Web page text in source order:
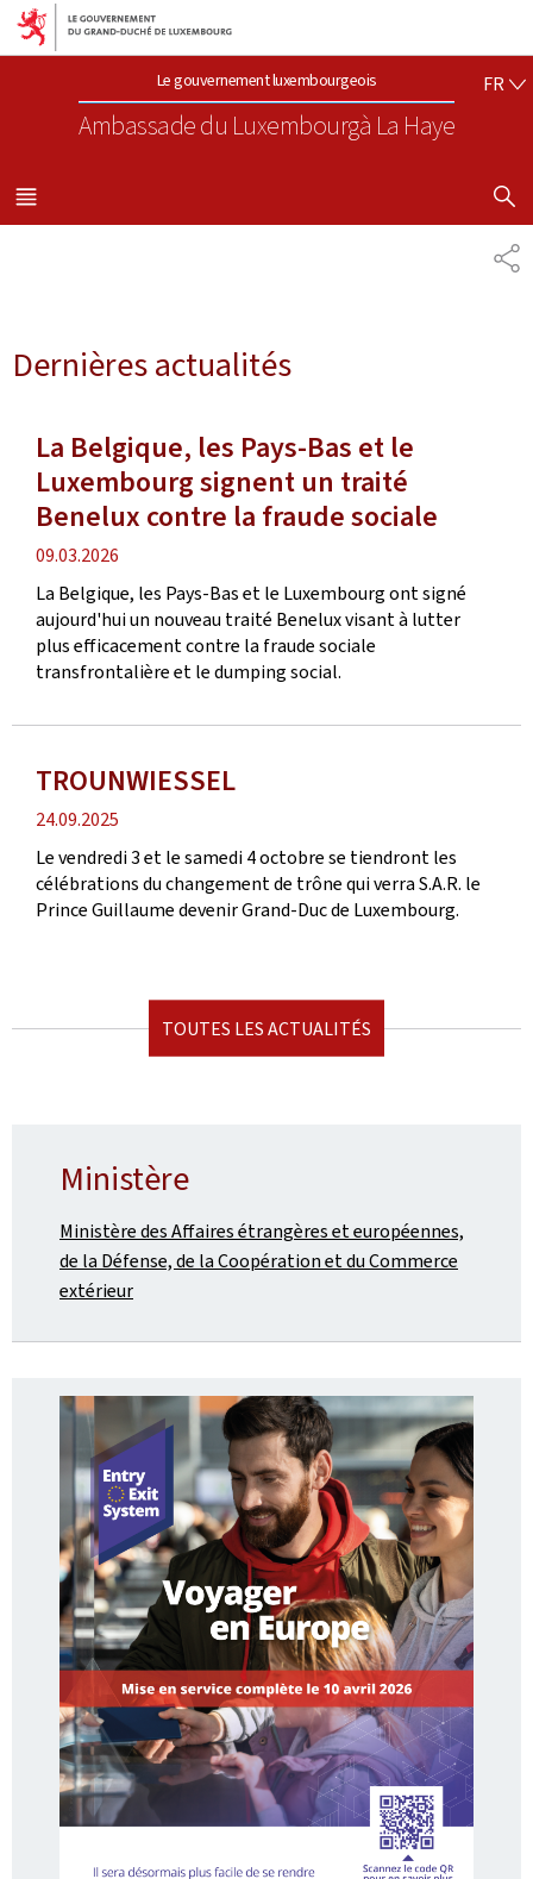
Aller au menu principal
Aller au contenu
Le gouvernement luxembourgeois
Ambassade du Luxembourgà La Haye
FR
MENU
PRINCIPAL
Dernières actualités
La Belgique, les Pays-Bas et le
Luxembourg signent un traité
Benelux contre la fraude sociale
date
de
publication
09.03.2026
La Belgique, les Pays-Bas et le Luxembourg ont signé
aujourd'hui un nouveau traité Benelux visant à lutter
plus efficacement contre la fraude sociale
transfrontalière et le dumping social.
TROUNWIESSEL
date
de
publication
24.09.2025
Le vendredi 3 et le samedi 4 octobre se tiendront les
célébrations du changement de trône qui verra S.A.R. le
Prince Guillaume devenir Grand-Duc de Luxembourg.
TOUTES LES ACTUALITÉS
Ministère
Ministère des Affaires étrangères et européennes,
de la Défense, de la Coopération et du Commerce
extérieur